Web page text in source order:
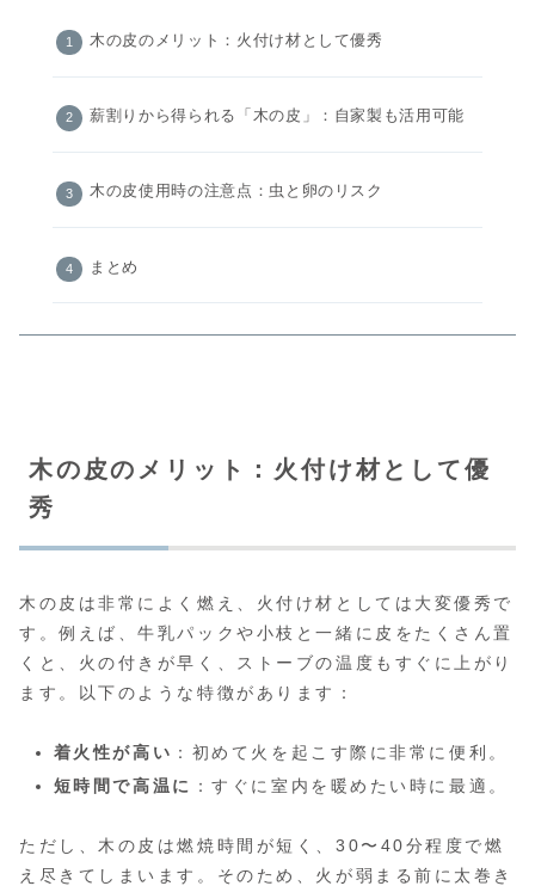
木の皮のメリット：火付け材として優秀
薪割りから得られる「木の皮」：自家製も活用可能
木の皮使用時の注意点：虫と卵のリスク
まとめ
木の皮のメリット：火付け材として優
秀
木の皮は非常によく燃え、火付け材としては大変優秀で
す。例えば、牛乳パックや小枝と一緒に皮をたくさん置
くと、火の付きが早く、ストーブの温度もすぐに上がり
ます。以下のような特徴があります：
着火性が高い ：初めて火を起こす際に非常に便利。
短時間で高温に
：すぐに室内を暖めたい時に最適。
ただし、木の皮は燃焼時間が短く、30〜40分程度で燃
え尽きてしまいます。そのため、火が弱まる前に太巻き